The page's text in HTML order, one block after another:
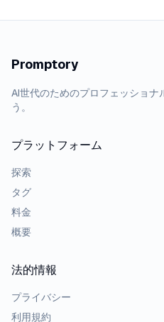
Promptory
AI世代のためのプロフェッショナ
う。
プラットフォーム
探索
タグ
料金
概要
法的情報
プライバシー
利用規約